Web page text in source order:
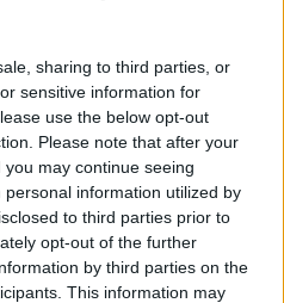
sharing to third parties, or
sensitive information for
use the below opt-out
Please note that after your
may continue seeing
information utilized by
to third parties prior to
opt-out of the further
by third parties on the
This information may
con Markic, Contucci,
dai pilastri Masia, Pinna e
acquisto è Loru
per la difesa c'è l'ex
Idda